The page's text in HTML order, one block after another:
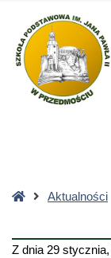
Szkoła
Podstawowa
StronaAktualności
Z dnia 29